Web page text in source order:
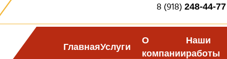
8 (918) 248-44-77
ГлавнаяУслуги
О
компании
Наши
работы